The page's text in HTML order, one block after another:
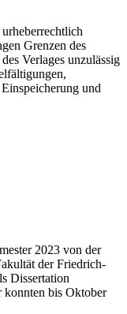
Grenzen des
Verlages unzulässig
und
2023 von der
der Friedrich-
Dissertation
konnten bis Oktober